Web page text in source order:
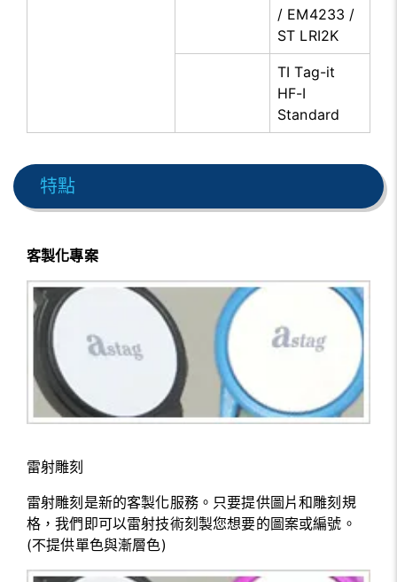
/ EM4233 /
ST LRI2K
TI Tag-it
HF-I
Standard
特點
客製化專案
雷射雕刻
雷射雕刻是新的客製化服務。只要提供圖片和雕刻規
格，我們即可以雷射技術刻製您想要的圖案或編號。
(不提供單色與漸層色)